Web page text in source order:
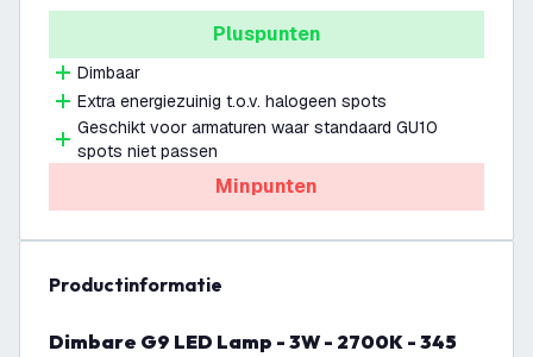
Pluspunten
Dimbaar
Extra energiezuinig t.o.v. halogeen spots
Geschikt voor armaturen waar standaard GU10
spots niet passen
Minpunten
productinformatie
Dimbare G9 LED Lamp - 3W - 2700K - 345